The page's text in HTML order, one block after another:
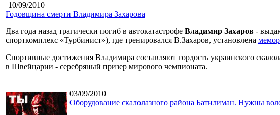
10/09/2010
Годовщина смерти Владимира Захарова
Два года назад трагически погиб в автокатастрофе Владимир Захаров -
спорткомплекс «Турбинист»), где тренировался В.Захаров, установлена
Спортивные достижения Владимира составляют гордость украинского
в Швейцарии - серебряный призер мирового чемпионата.
03/09/2010
Оборудование скалолазного района Батилиман. Нужны